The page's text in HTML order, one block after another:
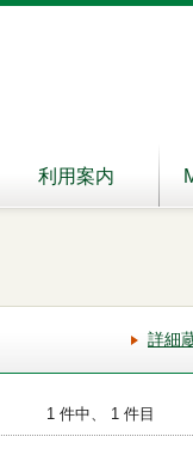
利用案内
詳細
1 件中、 1 件目